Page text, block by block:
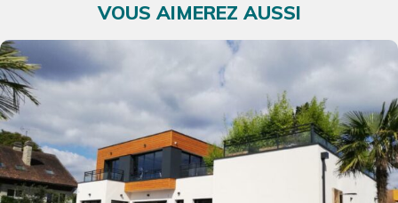
VOUS AIMEREZ AUSSI